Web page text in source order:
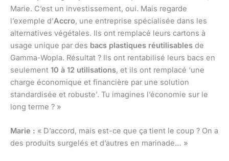
Marie. C’est un investissement, oui. Mais regarde
l’exemple d’Accro, une entreprise spécialisée dans les
alternatives végétales. Ils ont remplacé leurs cartons à
usage unique par des bacs plastiques réutilisables de
Gamma-Wopla. Résultat ? Ils ont rentabilisé leurs bacs en
seulement 10 à 12 utilisations, et ils ont remplacé ‘une
charge économique et financière par une solution
standardisée et robuste’. Tu imagines l’économie sur le
long terme ? »
Marie : « D’accord, mais est-ce que ça tient le coup ? On a
des produits surgelés et d’autres en marinade… »